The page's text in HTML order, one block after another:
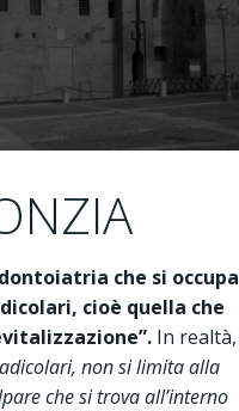
che si occupa
cioè quella che
In realtà,
non si limita alla
che si trova all’interno